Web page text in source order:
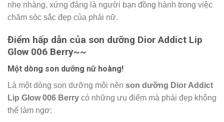
nhẹ nhàng, xứng đáng là người bạn đồng hành trong việc
chăm sóc sắc đẹp của phái nữ.
Điểm hấp dẫn của son dưỡng Dior Addict Lip
Glow 006 Berry~~
Một dòng son dưỡng nữ hoàng!
Là một dòng son dưỡng môi nên son dưỡng Dior Addict
Lip Glow 006 Berry có những ưu điểm mà phái đẹp không
thể làm ngơ: